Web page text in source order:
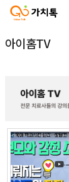
아이홈TV